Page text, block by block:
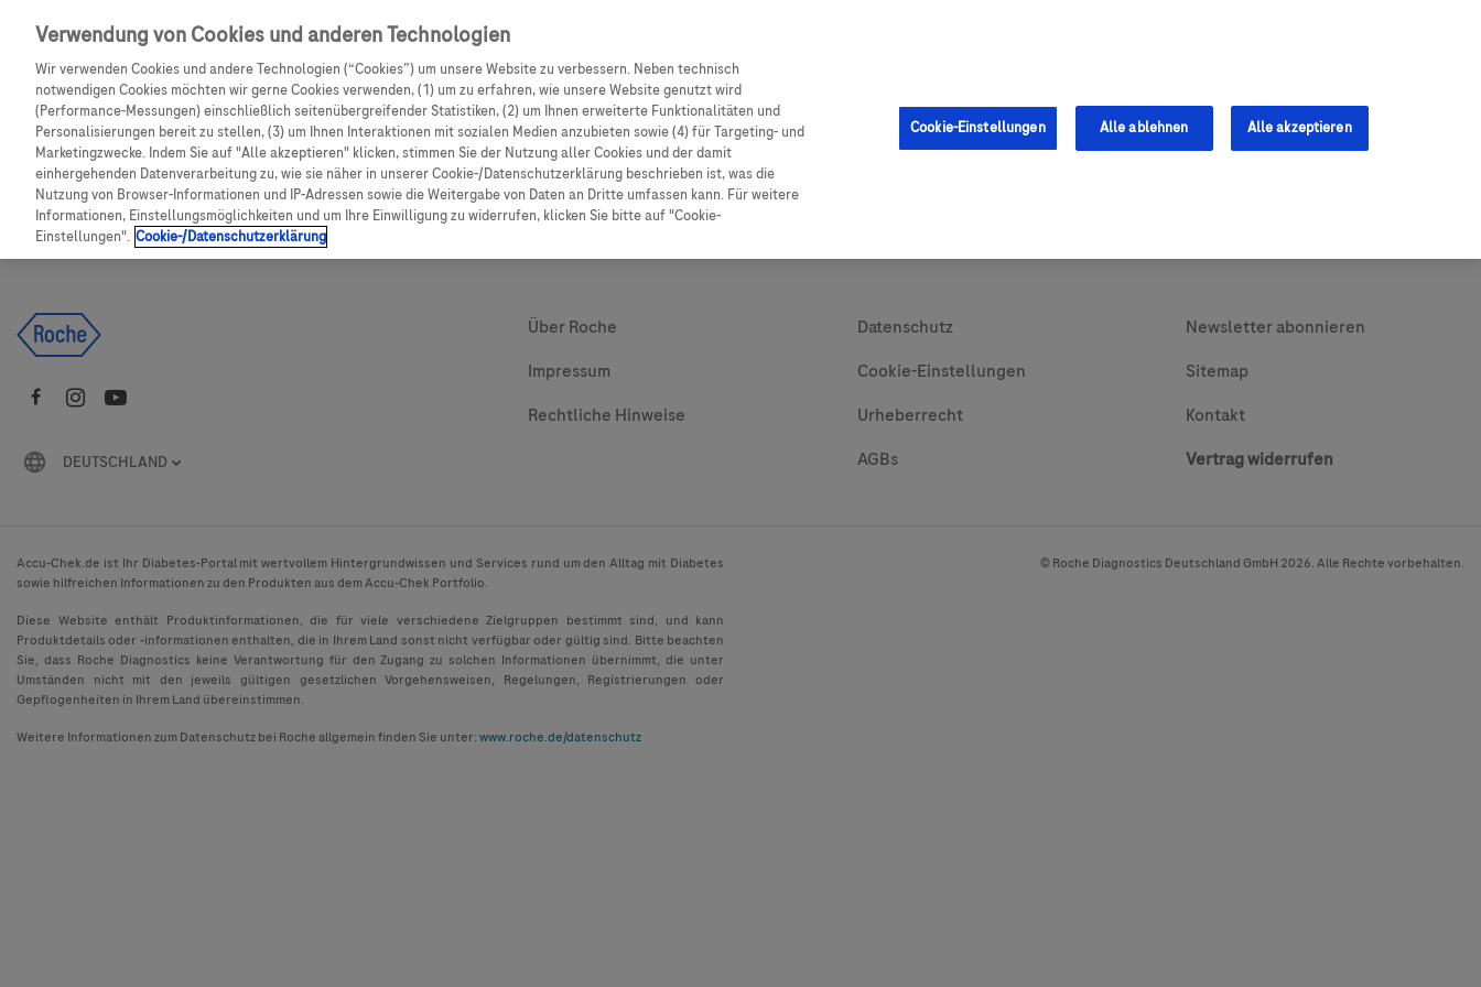
Skip to main content
CGM Testsensor bestellen CGM Sensor Produkte Ratgeber Diabetes
Produkte Artikel
Es tut uns leid, aber es gibt keine Ergebnisse für:
DEUTSCHLAND
Über Roche
Impressum
Rechtliche Hinweise
Datenschutz
Cookie-Einstellungen
Urheberrecht
AGBs
Newsletter abonnieren
Sitemap
Kontakt
Vertrag widerrufen
Accu-Chek.de ist Ihr Diabetes-Portal mit wertvollem Hintergrundwissen und Services rund um den Alltag mit Diabetes
sowie hilfreichen Informationen zu den Produkten aus dem Accu-Chek Portfolio.
Diese Website enthält Produktinformationen, die für viele verschiedene Zielgruppen bestimmt sind, und kann
Produktdetails oder -informationen enthalten, die in Ihrem Land sonst nicht verfügbar oder gültig sind. Bitte beachten
Sie, dass Roche Diagnostics keine Verantwortung für den Zugang zu solchen Informationen übernimmt, die unter
Umständen nicht mit den jeweils gültigen gesetzlichen Vorgehensweisen, Regelungen, Registrierungen oder
Gepflogenheiten in Ihrem Land übereinstimmen.
Weitere Informationen zum Datenschutz bei Roche allgemein finden Sie unter:www.roche.de/datenschutz
© Roche Diagnostics Deutschland GmbH 2026. Alle Rechte vorbehalten.
Verwendung von Cookies und anderen Technologien
Wir verwenden Cookies und andere Technologien (“Cookies”) um unsere Website zu verbessern. Neben technisch
notwendigen Cookies möchten wir gerne Cookies verwenden, (1) um zu erfahren, wie unsere Website genutzt wird
(Performance-Messungen) einschließlich seitenübergreifender Statistiken, (2) um Ihnen erweiterte Funktionalitäten und
Personalisierungen bereit zu stellen, (3) um Ihnen Interaktionen mit sozialen Medien anzubieten sowie (4) für Targeting- und
Marketingzwecke. Indem Sie auf "Alle akzeptieren" klicken, stimmen Sie der Nutzung aller Cookies und der damit
einhergehenden Datenverarbeitung zu, wie sie näher in unserer Cookie-/Datenschutzerklärung beschrieben ist, was die
Nutzung von Browser-Informationen und IP-Adressen sowie die Weitergabe von Daten an Dritte umfassen kann. Für weitere
Informationen, Einstellungsmöglichkeiten und um Ihre Einwilligung zu widerrufen, klicken Sie bitte auf "Cookie-
Einstellungen". Cookie-/Datenschutzerklärung
Cookie-Einstellungen Alle ablehnen Alle akzeptieren